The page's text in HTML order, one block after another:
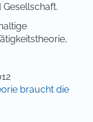
braucht die